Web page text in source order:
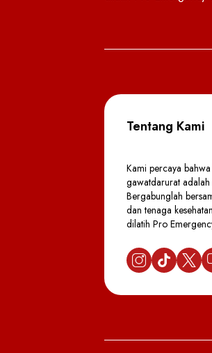
Tentang Kami
Kami percaya
gawatdarurat adalah
Bergabunglah
dan tenaga
dilatih Pro